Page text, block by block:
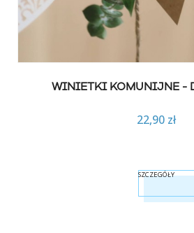
WINIETKI KOMUNIJNE -
22,90 zł
SZCZEGÓŁY